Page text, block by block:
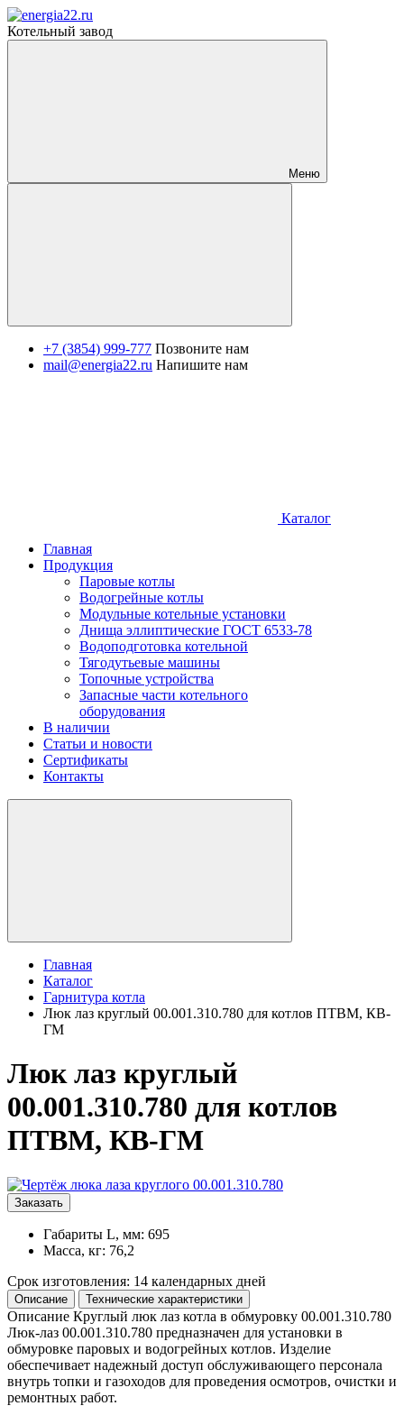
Котельный завод
Меню
+7 (3854) 999-777 Позвоните нам
mail@energia22.ru Напишите нам
Каталог
Главная
Продукция
Паровые котлы
Водогрейные котлы
Модульные котельные установки
Днища эллиптические ГОСТ 6533-78
Водоподготовка котельной
Тягодутьевые машины
Топочные устройства
Запасные части котельного
оборудования
В наличии
Статьи и новости
Сертификаты
Контакты
Главная
Каталог
Гарнитура котла
Люк лаз круглый 00.001.310.780 для котлов ПТВМ, КВ-
ГМ
Люк лаз круглый
00.001.310.780 для котлов
ПТВМ, КВ-ГМ
Заказать
Габариты L, мм: 695
Масса, кг: 76,2
Срок изготовления: 14 календарных дней
Описание Технические характеристики
Описание Круглый люк лаз котла в обмуровку 00.001.310.780
Люк-лаз 00.001.310.780 предназначен для установки в
обмуровке паровых и водогрейных котлов. Изделие
обеспечивает надежный доступ обслуживающего персонала
внутрь топки и газоходов для проведения осмотров, очистки и
ремонтных работ.